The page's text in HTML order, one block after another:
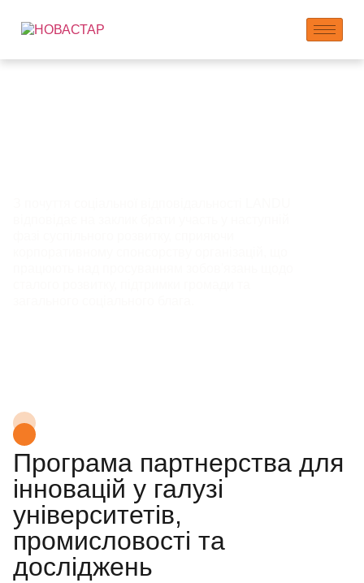
Програма партнерства для
інновацій у галузі
університетів,
промисловості та
досліджень